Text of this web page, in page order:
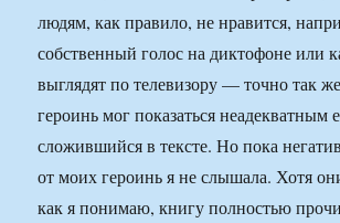
людям, как правило, не нравится,
собственный голос на диктофоне или
выглядят по телевизору — точно так
героинь мог показаться неадекватным
сложившийся в тексте. Но пока
от моих героинь я не слышала. Хотя
как я понимаю, книгу полностью